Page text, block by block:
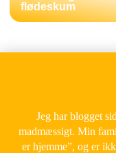
flødeskum
Jeg har blogget
madmæssigt. Min
er hjemme”, og er